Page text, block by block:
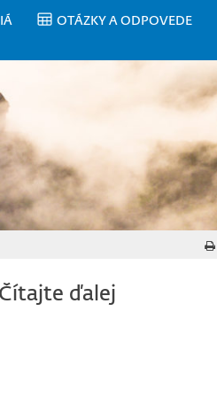
OTÁZKY A ODPOVEDE
ďalej